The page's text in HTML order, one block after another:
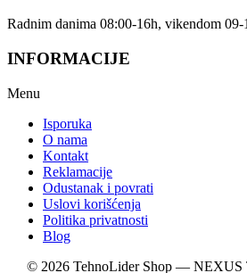
Radnim danima 08:00-16h, vikendom 09-
INFORMACIJE
Menu
Isporuka
O nama
Kontakt
Reklamacije
Odustanak i povrati
Uslovi korišćenja
Politika privatnosti
Blog
© 2026 TehnoLider Shop — NEXUS